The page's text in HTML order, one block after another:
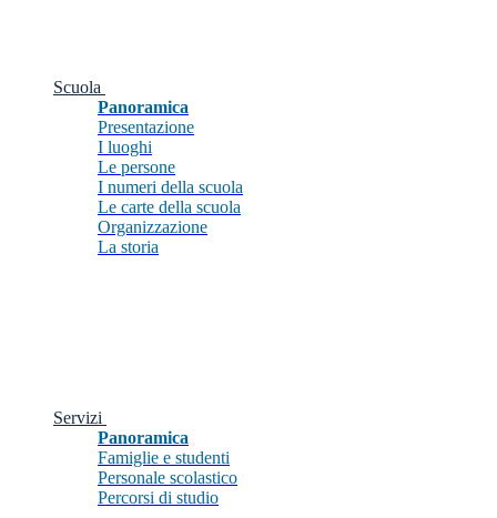
Scuola
Panoramica
Presentazione
I luoghi
Le persone
I numeri della scuola
Le carte della scuola
Organizzazione
La storia
Servizi
Panoramica
Famiglie e studenti
Personale scolastico
Percorsi di studio